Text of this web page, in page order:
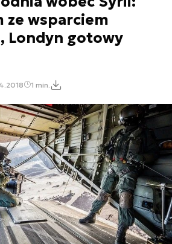
ze wsparciem
Londyn gotowy
1 min.